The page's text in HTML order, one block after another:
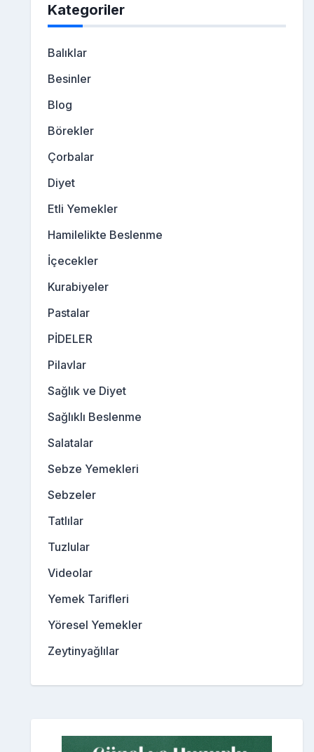
Kategoriler
Balıklar
Besinler
Blog
Börekler
Çorbalar
Diyet
Etli Yemekler
Hamilelikte Beslenme
İçecekler
Kurabiyeler
Pastalar
PİDELER
Pilavlar
Sağlık ve Diyet
Sağlıklı Beslenme
Salatalar
Sebze Yemekleri
Sebzeler
Tatlılar
Tuzlular
Videolar
Yemek Tarifleri
Yöresel Yemekler
Zeytinyağlılar